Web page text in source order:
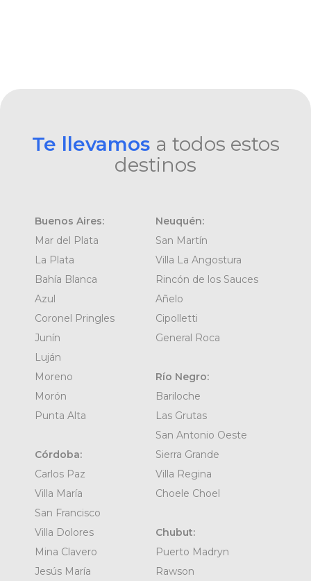
Te llevamos a todos estos
destinos
Buenos Aires:
Mar del Plata
La Plata
Bahía Blanca
Azul
Coronel Pringles
Junín
Luján
Moreno
Morón
Punta Alta
Córdoba:
Carlos Paz
Villa María
San Francisco
Villa Dolores
Mina Clavero
Jesús María
Neuquén:
San Martín
Villa La Angostura
Rincón de los Sauces
Añelo
Cipolletti
General Roca
Río Negro:
Bariloche
Las Grutas
San Antonio Oeste
Sierra Grande
Villa Regina
Choele Choel
Chubut:
Puerto Madryn
Rawson